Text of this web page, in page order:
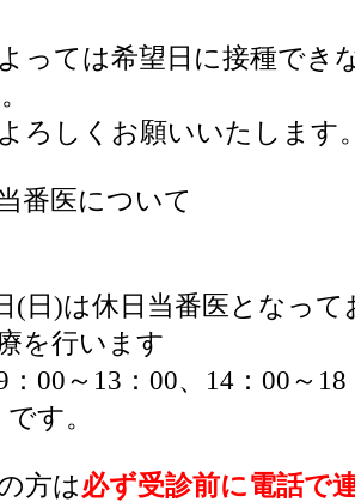
っては希望日に接種でき
ろしくお願いいたします
番医について
(日)は休日当番医となっ
を行います
00～13：00、14：00～
す。
方は必ず受診前に電話で